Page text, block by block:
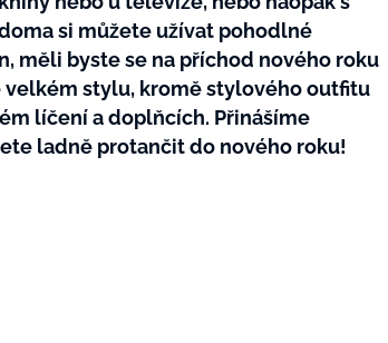
si můžete užívat pohodlné
měli byste se na příchod nového roku
stylu, kromě stylového outfitu
líčení a doplňcích. Přinášíme
ladně protančit do nového roku!